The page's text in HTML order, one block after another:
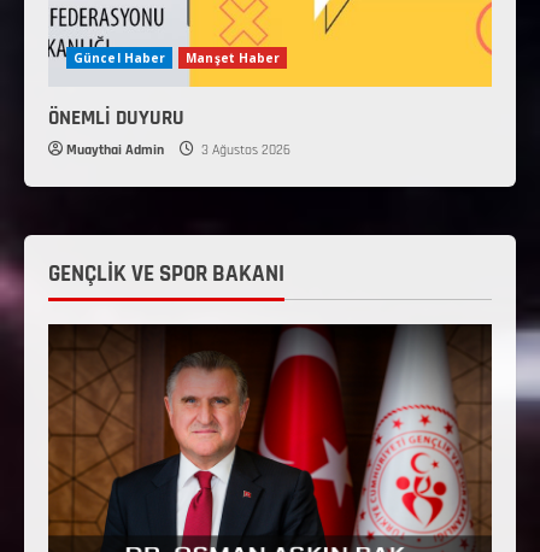
Güncel Haber Manşet Haber
ÖNEMLİ DUYURU
Muaythai Admin 3 Ağustos 2026
GENÇLİK VE SPOR BAKANI